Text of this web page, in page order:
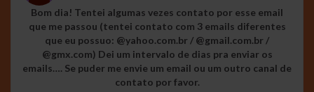
Bom dia! Tentei algumas vezes contato por esse email
que me passou (tentei contato com 3 emails diferentes
que eu possuo: @yahoo.com.br / @gmail.com.br /
@gmx.com) Dei um intervalo de dias pra enviar os
emails…. Se puder me envie um email ou um outro canal de
contato por favor.